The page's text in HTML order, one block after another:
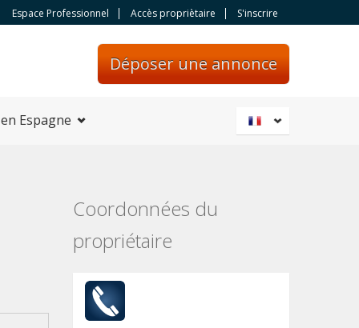
Espace Professionnel Accès propriètaire S'inscrire
Déposer une annonce
Espagne
Coordonnées du
propriétaire